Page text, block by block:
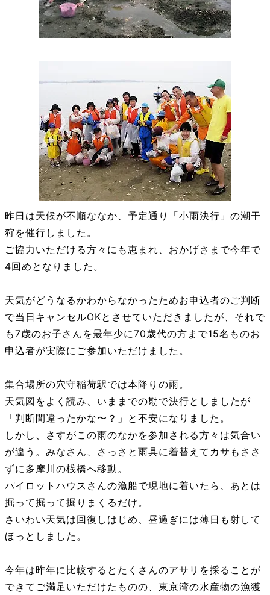
昨日は天候が不順ななか、予定通り「小雨決行」の潮干
狩を催行しました。
ご協力いただける方々にも恵まれ、おかげさまで今年で
4回めとなりました。
天気がどうなるかわからなかったためお申込者のご判断
で当日キャンセルOKとさせていただきましたが、それで
も7歳のお子さんを最年少に70歳代の方まで15名ものお
申込者が実際にご参加いただけました。
集合場所の穴守稲荷駅では本降りの雨。
天気図をよく読み、いままでの勘で決行としましたが
「判断間違ったかな〜？」と不安になりました。
しかし、さすがこの雨のなかを参加される方々は気合い
が違う。みなさん、さっさと雨具に着替えてカサもささ
ずに多摩川の桟橋へ移動。
パイロットハウスさんの漁船で現地に着いたら、あとは
掘って掘って掘りまくるだけ。
さいわい天気は回復しはじめ、昼過ぎには薄日も射して
ほっとしました。
今年は昨年に比較するとたくさんのアサリを採ることが
できてご満足いただけたものの、東京湾の水産物の漁獲